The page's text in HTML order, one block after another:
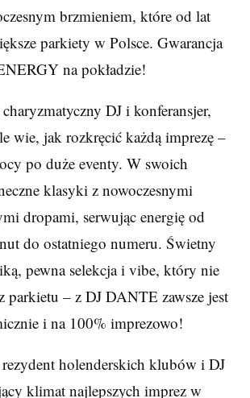
brzmieniem, które od lat
parkiety w Polsce. Gwarancja
na pokładzie!
DJ i konferansjer,
wie, jak rozkręcić każdą imprezę –
po duże eventy. W swoich
klasyki z nowoczesnymi
dropami, serwując energię od
do ostatniego numeru. Świetny
pewna selekcja i vibe, który nie
parkietu – z DJ DANTE zawsze jest
i na 100% imprezowo!
holenderskich klubów i DJ
klimat najlepszych imprez w